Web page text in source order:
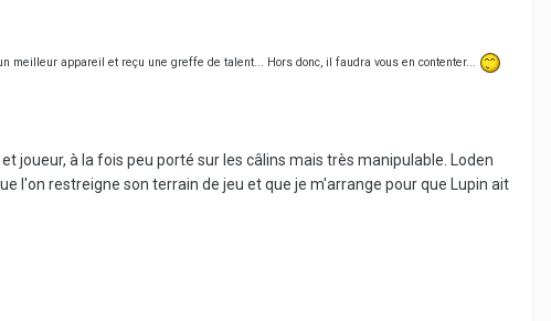
meilleur appareil et reçu une greffe de talent... Hors donc, il faudra vous en contenter...
joueur, à la fois peu porté sur les câlins mais très manipulable. Loden
l'on restreigne son terrain de jeu et que je m'arrange pour que Lupin ait